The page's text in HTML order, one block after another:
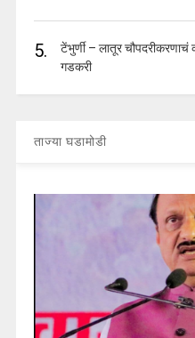
5.
टेंभुर्णी – लातूर चौपदरीकरणाचं
गडकरी
ताज्या घडामोडी